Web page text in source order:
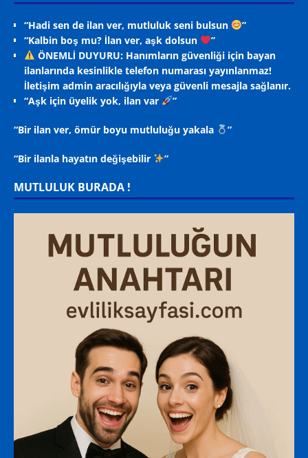
“Hadi sen de ilan ver, mutluluk seni bulsun
”
“Kalbin boş mu? İlan ver, aşk dolsun
”
ÖNEMLİ DUYURU: Hanımların güvenliği için bayan
ilanlarında kesinlikle telefon numarası yayınlanmaz!
İletişim admin aracılığıyla veya güvenli mesajla sağlanır.
“Aşk için üyelik yok, ilan var
”
“Bir ilan ver, ömür boyu mutluluğu yakala ”
“Bir ilanla hayatın değişebilir ”
MUTLULUK BURADA !